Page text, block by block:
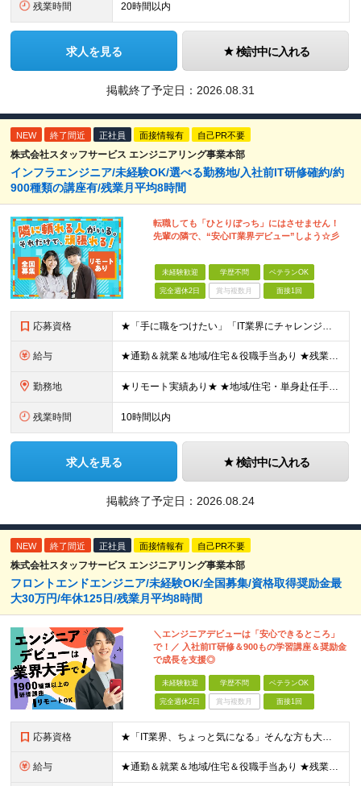
残業時間 20時間以内
求人を見る 検討中に入れる
掲載終了予定日： 2026.08.31
NEW 終了間近 正社員 面接情報有 自己PR不要
株式会社スタッフサービス エンジニアリング事業本部
インフラエンジニア/未経験OK/選べる勤務地/入社前IT研修確約/約
900種類の講座有/残業月平均8時間
転職しても「ひとりぼっち」にはさせません！
先輩の隣で、“安心IT業界デビュー”しよう☆彡
未経験歓迎 学歴不問 ベテランOK
完全週休2日 賞与複数月 面接1回
応募資格 ★「手に職をつけたい」「IT業界にチャレンジしたい」方歓迎！ ■学歴不問 ■IT知識・理系文系不問！未経験・第二新卒OK ★ITサポート・IT事務やエンジニアの経験をお持ちの方は優遇します！ 地方在
給与 ★通勤＆就業＆地域/住宅＆役職手当あり ★残業代は全額支給 ★選べる給与制度あり！ ■東京・神奈川・千葉・埼玉勤務の場合 月給24.5万円～55万円＋諸手当 （残業代は全額支給） (20,000円の
勤務地 ★リモート実績あり★ ★地域/住宅・単身赴任手当などサポートも万全 ★転任費用や寮・社宅制度も完備しています ★勤務地については希望を考慮の上、決定します ★面接地エリアでの就業率92％以上！ 『地
残業時間 10時間以内
求人を見る 検討中に入れる
掲載終了予定日： 2026.08.24
NEW 終了間近 正社員 面接情報有 自己PR不要
株式会社スタッフサービス エンジニアリング事業本部
フロントエンドエンジニア/未経験OK/全国募集/資格取得奨励金最
大30万円/年休125日/残業月平均8時間
＼エンジニアデビューは「安心できるところ」
で！／ 入社前IT研修＆900もの学習講座＆奨励金
で成長を支援◎
未経験歓迎 学歴不問 ベテランOK
完全週休2日 賞与複数月 面接1回
応募資格 ★「IT業界、ちょっと気になる」そんな方も大歓迎！ ■学歴不問 ■未経験・第二新卒歓迎 ■知識・経験はこれから身につけていければOK！ □■ステップアップ■□ 社内システム開発やインフラ構築などジャ
給与 ★通勤＆就業＆地域/住宅＆役職手当あり ★残業代は全額支給 ★選べる給与制度あり！ ■東京・神奈川・千葉・埼玉勤務の場合 月給24.5万円～55万円＋諸手当 （残業代は全額支給） (20,000円の